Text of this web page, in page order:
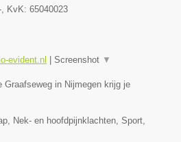
, KvK: 65040023
evident.nl | Screenshot ▼
Graafseweg in Nijmegen krijg je
Nek- en hoofdpijnklachten, Sport,